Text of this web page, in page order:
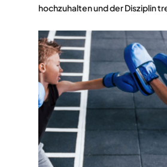
hochzuhalten und der Disziplin